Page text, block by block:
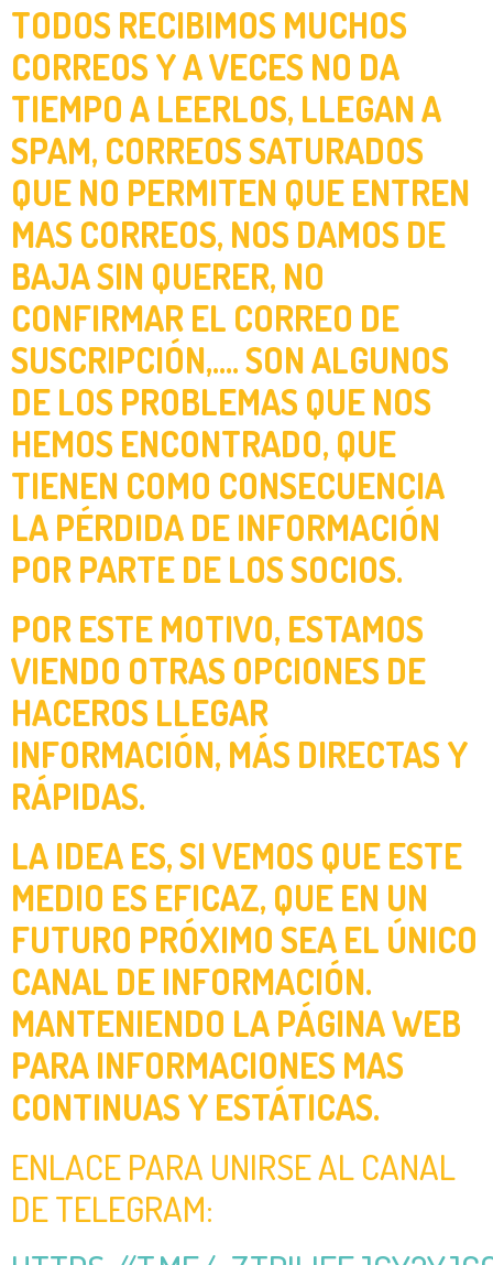
TODOS RECIBIMOS MUCHOS
CORREOS Y A VECES NO DA
TIEMPO A LEERLOS, LLEGAN A
SPAM, CORREOS SATURADOS
QUE NO PERMITEN QUE ENTREN
MAS CORREOS, NOS DAMOS DE
BAJA SIN QUERER, NO
CONFIRMAR EL CORREO DE
SUSCRIPCIÓN,…. SON ALGUNOS
DE LOS PROBLEMAS QUE NOS
HEMOS ENCONTRADO, QUE
TIENEN COMO CONSECUENCIA
LA PÉRDIDA DE INFORMACIÓN
POR PARTE DE LOS SOCIOS.
POR ESTE MOTIVO, ESTAMOS
VIENDO OTRAS OPCIONES DE
HACEROS LLEGAR
INFORMACIÓN, MÁS DIRECTAS Y
RÁPIDAS.
LA IDEA ES, SI VEMOS QUE ESTE
MEDIO ES EFICAZ, QUE EN UN
FUTURO PRÓXIMO SEA EL ÚNICO
CANAL DE INFORMACIÓN.
MANTENIENDO LA PÁGINA WEB
PARA INFORMACIONES MAS
CONTINUAS Y ESTÁTICAS.
ENLACE PARA UNIRSE AL CANAL
DE TELEGRAM: